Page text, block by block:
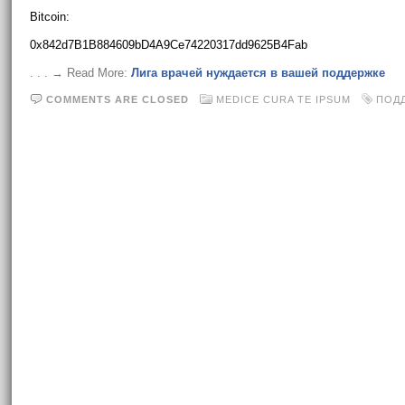
Bitcoin:
0x842d7B1B884609bD4A9Ce74220317dd9625B4Fab
. . . → Read More:Лига врачей нуждается в вашей поддержке
COMMENTS ARE CLOSED MEDICE CURA TE IPSUM